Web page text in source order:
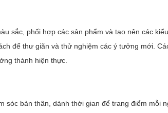
sắc, phối hợp các sản phẩm và tạo nên các
để thư giãn và thử nghiệm các ý tưởng mới.
thành hiện thực.
bản thân, dành thời gian để trang điểm mỗi